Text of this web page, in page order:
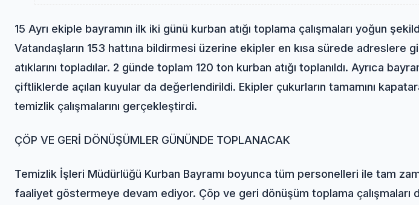
15 Ayrı ekiple bayramın ilk iki günü kurban atığı toplama çalışmaları yoğun
Vatandaşların 153 hattına bildirmesi üzerine ekipler en kısa sürede adreslere
atıklarını topladılar. 2 günde toplam 120 ton kurban atığı toplanıldı. Ayrıca
çiftliklerde açılan kuyular da değerlendirildi. Ekipler çukurların tamamını
temizlik çalışmalarını gerçekleştirdi.
ÇÖP VE GERİ DÖNÜŞÜMLER GÜNÜNDE TOPLANACAK
Temizlik İşleri Müdürlüğü Kurban Bayramı boyunca tüm personelleri ile tam
faaliyet göstermeye devam ediyor. Çöp ve geri dönüşüm toplama çalışmaları